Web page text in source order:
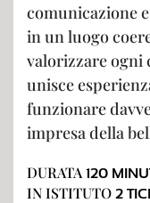
comunicazione
in un luogo
valorizzare ogni
unisce
funzionare
impresa della
DURATA 120
IN ISTITUTO 2